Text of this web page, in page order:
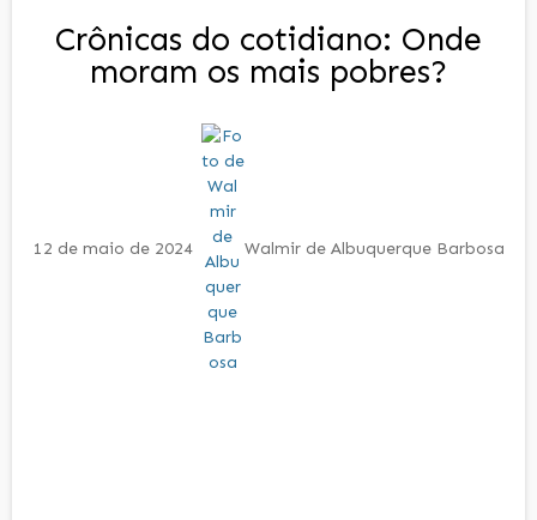
Crônicas do cotidiano: Onde
moram os mais pobres?
12 de maio de 2024 Walmir de Albuquerque Barbosa